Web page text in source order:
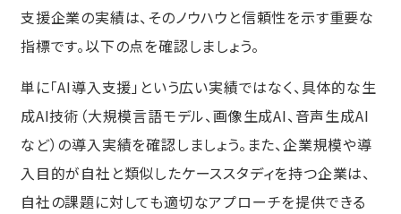
支援企業の実績は、そのノウハウと信頼性を示す重要な
指標です。以下の点を確認しましょう。
単に「AI導入支援」という広い実績ではなく、具体的な生
成AI技術（大規模言語モデル、画像生成AI、音声生成AI
など）の導入実績を確認しましょう。また、企業規模や導
入目的が自社と類似したケーススタディを持つ企業は、
自社の課題に対しても適切なアプローチを提供できる